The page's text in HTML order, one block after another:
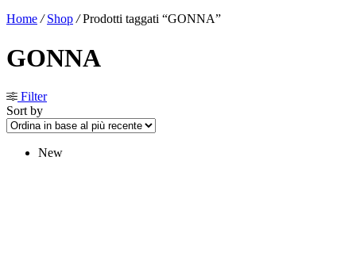
Home / Shop /Prodotti taggati “GONNA”
GONNA
Filter
Sort by
New